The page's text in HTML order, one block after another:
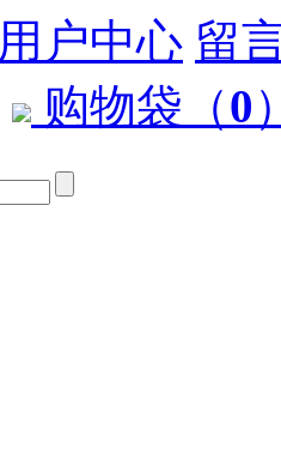
用户中心 留
购物袋 （0